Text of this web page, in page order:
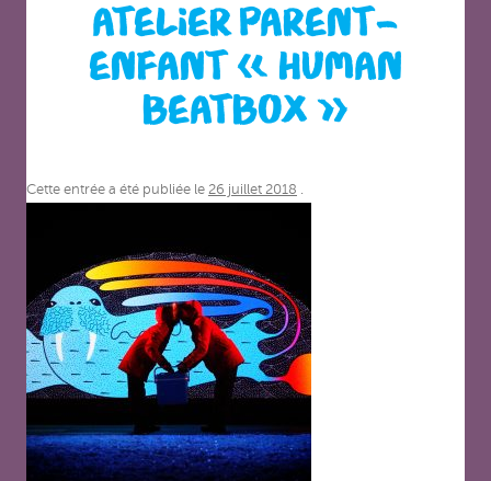
ATELIER PARENT-
ENFANT « HUMAN
BEATBOX »
Cette entrée a été publiée le 26 juillet 2018 .